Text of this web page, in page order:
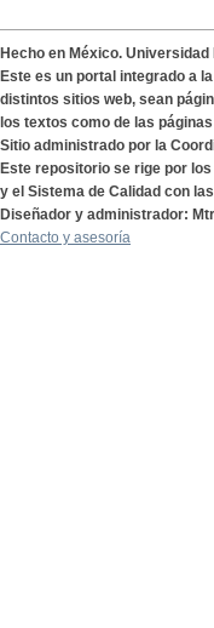
Hecho en México.
Este es un portal integrado a
distintos sitios web, sean
los textos como de las
Sitio administrado por la
Este repositorio se rige por
y el Sistema de Calidad con
Diseñador y administrador:
Contacto y asesoría